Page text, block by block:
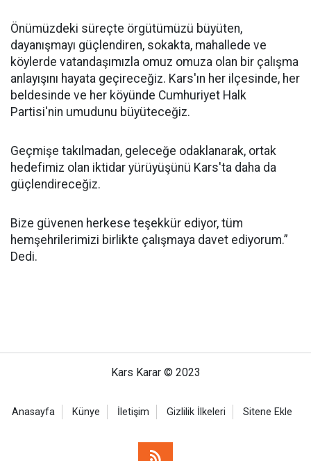
Önümüzdeki süreçte örgütümüzü büyüten,
dayanışmayı güçlendiren, sokakta, mahallede ve
köylerde vatandaşımızla omuz omuza olan bir çalışma
anlayışını hayata geçireceğiz. Kars'ın her ilçesinde, her
beldesinde ve her köyünde Cumhuriyet Halk
Partisi'nin umudunu büyüteceğiz.
Geçmişe takılmadan, geleceğe odaklanarak, ortak
hedefimiz olan iktidar yürüyüşünü Kars'ta daha da
güçlendireceğiz.
Bize güvenen herkese teşekkür ediyor, tüm
hemşehrilerimizi birlikte çalışmaya davet ediyorum.”
Dedi.
Kars Karar © 2023
Anasayfa Künye İletişim Gizlilik İlkeleri Sitene Ekle